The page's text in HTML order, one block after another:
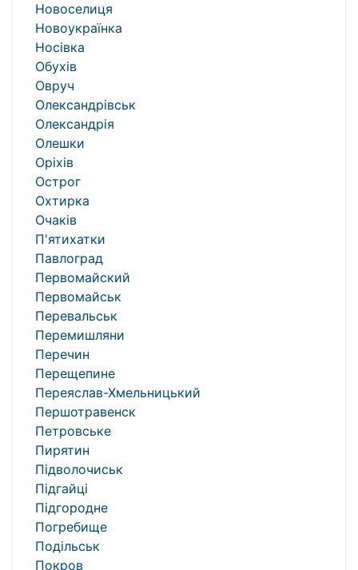
Новоселиця
Новоукраїнка
Носівка
Обухів
Овруч
Олександрівськ
Олександрія
Олешки
Оріхів
Острог
Охтирка
Очаків
П'ятихатки
Павлоград
Первомайский
Первомайськ
Перевальськ
Перемишляни
Перечин
Перещепине
Переяслав-Хмельницький
Першотравенск
Петровське
Пирятин
Підволочиськ
Підгайці
Підгородне
Погребище
Подільськ
Покров